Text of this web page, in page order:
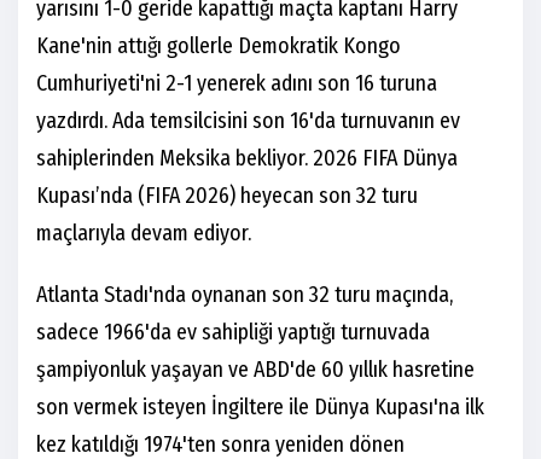
yarısını 1-0 geride kapattığı maçta kaptanı Harry
Kane'nin attığı gollerle Demokratik Kongo
Cumhuriyeti'ni 2-1 yenerek adını son 16 turuna
yazdırdı. Ada temsilcisini son 16'da turnuvanın ev
sahiplerinden Meksika bekliyor. 2026 FIFA Dünya
Kupası’nda (FIFA 2026) heyecan son 32 turu
maçlarıyla devam ediyor.
Atlanta Stadı'nda oynanan son 32 turu maçında,
sadece 1966'da ev sahipliği yaptığı turnuvada
şampiyonluk yaşayan ve ABD'de 60 yıllık hasretine
son vermek isteyen İngiltere ile Dünya Kupası'na ilk
kez katıldığı 1974'ten sonra yeniden dönen